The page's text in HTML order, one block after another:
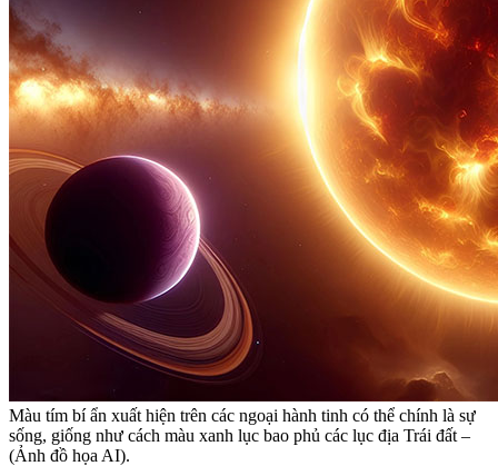
Màu tím bí ẩn xuất hiện trên các ngoại hành tinh có thể chính là sự
sống, giống như cách màu xanh lục bao phủ các lục địa Trái đất –
(Ảnh đồ họa AI).